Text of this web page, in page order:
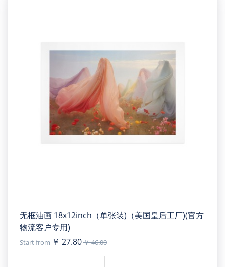
无框油画 18x12inch（单张装)（美国皇后工厂)(官方
物流客户专用)
Start from ￥ 27.80￥ 46.00